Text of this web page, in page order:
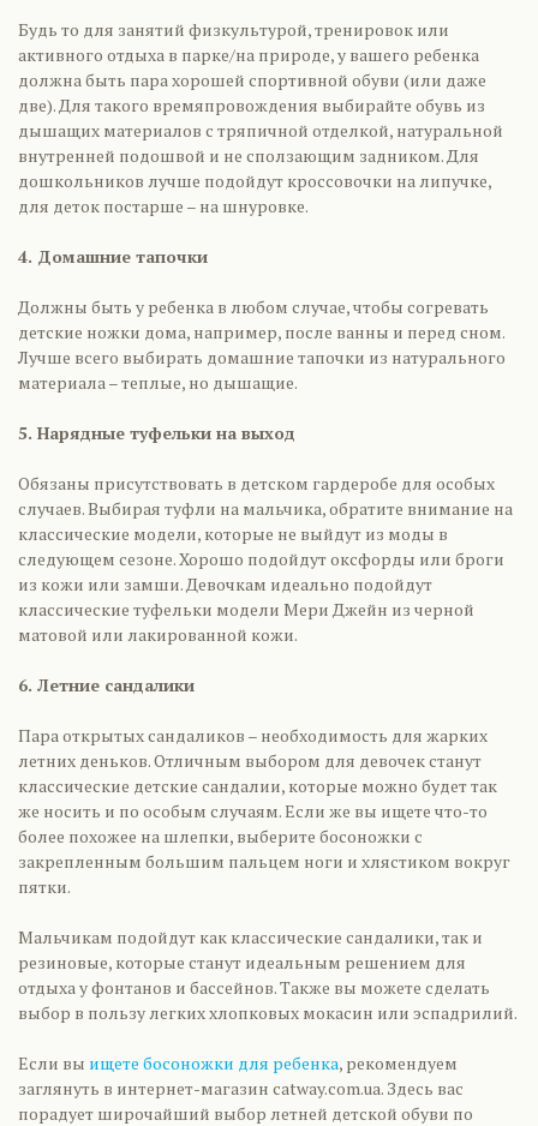
Будь то для занятий физкультурой, тренировок или
активного отдыха в парке/на природе, у вашего ребенка
должна быть пара хорошей спортивной обуви (или даже
две). Для такого времяпровождения выбирайте обувь из
дышащих материалов с тряпичной отделкой, натуральной
внутренней подошвой и не сползающим задником. Для
дошкольников лучше подойдут кроссовочки на липучке,
для деток постарше – на шнуровке.
4. Домашние тапочки
Должны быть у ребенка в любом случае, чтобы согревать
детские ножки дома, например, после ванны и перед сном.
Лучше всего выбирать домашние тапочки из натурального
материала – теплые, но дышащие.
5. Нарядные туфельки на выход
Обязаны присутствовать в детском гардеробе для особых
случаев. Выбирая туфли на мальчика, обратите внимание на
классические модели, которые не выйдут из моды в
следующем сезоне. Хорошо подойдут оксфорды или броги
из кожи или замши. Девочкам идеально подойдут
классические туфельки модели Мери Джейн из черной
матовой или лакированной кожи.
6. Летние сандалики
Пара открытых сандаликов – необходимость для жарких
летних деньков. Отличным выбором для девочек станут
классические детские сандалии, которые можно будет так
же носить и по особым случаям. Если же вы ищете что-то
более похожее на шлепки, выберите босоножки с
закрепленным большим пальцем ноги и хлястиком вокруг
пятки.
Мальчикам подойдут как классические сандалики, так и
резиновые, которые станут идеальным решением для
отдыха у фонтанов и бассейнов. Также вы можете сделать
выбор в пользу легких хлопковых мокасин или эспадрилий.
Если вы ищете босоножки для ребенка, рекомендуем
заглянуть в интернет-магазин catway.com.ua. Здесь вас
порадует широчайший выбор летней детской обуви по